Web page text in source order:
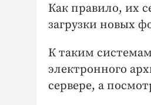
Как правило, их
загрузки новых
К таким
электронного
сервере, а